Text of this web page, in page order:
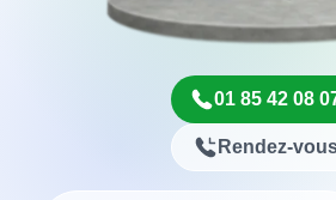
01 85 42 08
Rendez-